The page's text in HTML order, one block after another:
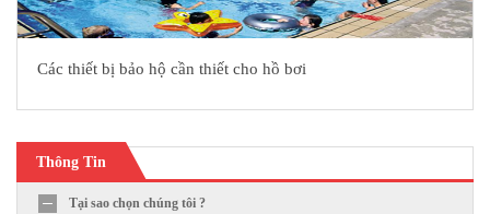
Các thiết bị bảo hộ cần thiết cho hồ bơi
Thông Tin
Tại sao chọn chúng tôi ?